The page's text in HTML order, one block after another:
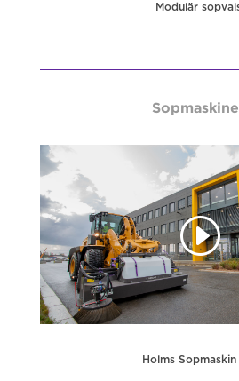
Modulär
Holms Sopmaskin